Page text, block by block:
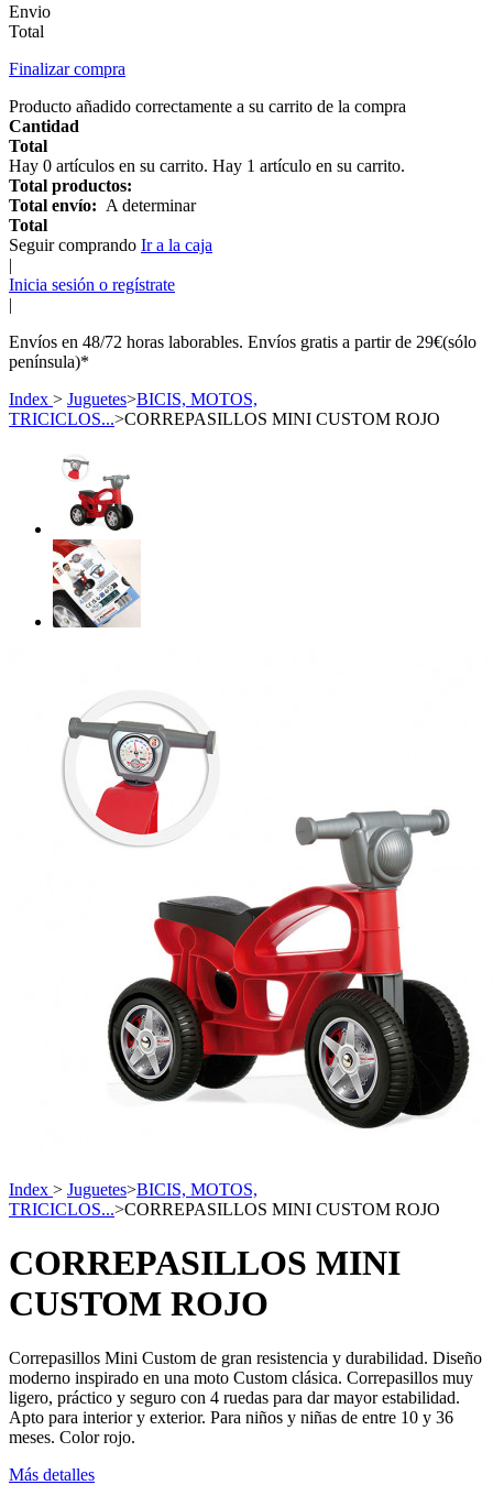
Envio
Total
Finalizar compra
Producto añadido correctamente a su carrito de la compra
Cantidad
Total
Hay 0 artículos en su carrito. Hay 1 artículo en su carrito.
Total productos:
Total envío: A determinar
Total
Seguir comprando Ir a la caja
|
Inicia sesión o regístrate
|
Envíos en 48/72 horas laborables. Envíos gratis a partir de 29€(sólo
península)*
Index > Juguetes>BICIS, MOTOS,
TRICICLOS...>CORREPASILLOS MINI CUSTOM ROJO
Index > Juguetes>BICIS, MOTOS,
TRICICLOS...>CORREPASILLOS MINI CUSTOM ROJO
CORREPASILLOS MINI
CUSTOM ROJO
Correpasillos Mini Custom de gran resistencia y durabilidad. Diseño
moderno inspirado en una moto Custom clásica. Correpasillos muy
ligero, práctico y seguro con 4 ruedas para dar mayor estabilidad.
Apto para interior y exterior. Para niños y niñas de entre 10 y 36
meses. Color rojo.
Más detalles